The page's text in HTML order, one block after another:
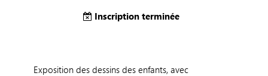
Inscription terminée
Exposition des dessins des enfants, avec